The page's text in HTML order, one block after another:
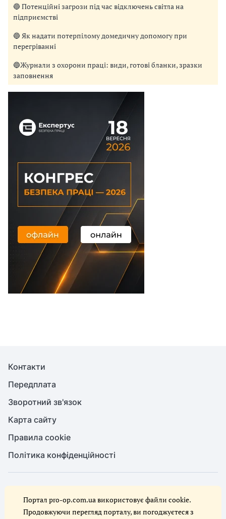
🔵 Потенційні загрози під час відключень світла на
підприємстві
🔵 Як надати потерпілому домедичну допомогу при
перегріванні
🔵Журнали з охорони праці: види, готові бланки, зразки
заповнення
Контакти
Передплата
Зворотний зв'язок
Карта сайту
Правила cookie
Політика конфіденційності
Повне або часткове копіювання будь-яких матеріалів сайту,
цитування, публікація їх анотованих оглядів допускаються лише за
письмового дозволу редакції сайту Служба охорони праці
Портал pro-op.com.ua використовує файли cookie.
Продовжуючи перегляд порталу, ви погоджуєтеся з